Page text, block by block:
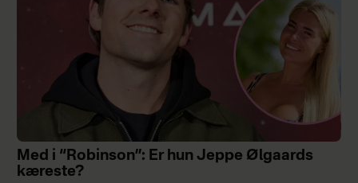
Med i “Robinson”: Er hun Jeppe Ølgaards
kæreste?